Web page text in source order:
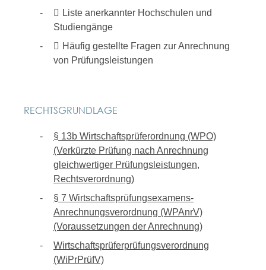
Liste anerkannter Hochschulen und
Studiengänge
Häufig gestellte Fragen zur Anrechnung
von Prüfungsleistungen
RECHTSGRUNDLAGE
§ 13b Wirtschaftsprüferordnung (WPO)
(Verkürzte Prüfung nach Anrechnung
gleichwertiger Prüfungsleistungen,
Rechtsverordnung)
§ 7 Wirtschaftsprüfungsexamens-
Anrechnungsverordnung (WPAnrV)
(Voraussetzungen der Anrechnung)
Wirtschaftsprüferprüfungsverordnung
(WiPrPrüfV)